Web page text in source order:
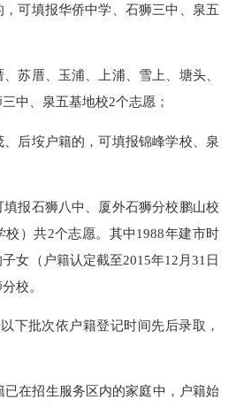
填报华侨中学、石狮三中、泉五
厝、玉浦、上浦、雪上、塘头、
中、泉五基地校2个志愿；
垵户籍的，可填报锦峰学校、泉
石狮八中、厦外石狮分校鹏山校
校）共2个志愿。其中1988年建市时
女（户籍认定截至2015年12月31日
校。
批次依户籍登记时间先后录取，
招生服务区内的家庭中，户籍始